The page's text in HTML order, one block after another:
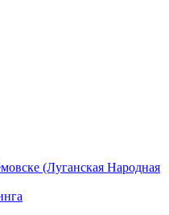
(Луганская Народная